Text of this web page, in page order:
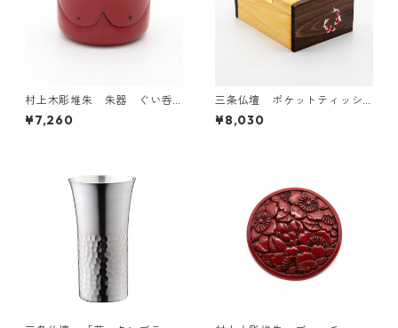
村上木彫堆朱 朱器 ぐい呑
み「山あり谷あり」
¥7,260
三条仏壇 ポケットティッシ
ュケース（錦鯉）
¥8,030